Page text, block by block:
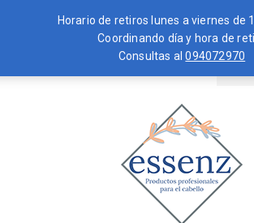
Horario de retiros lunes a viernes de
Coordinando día y hora de
Consultas al094072970